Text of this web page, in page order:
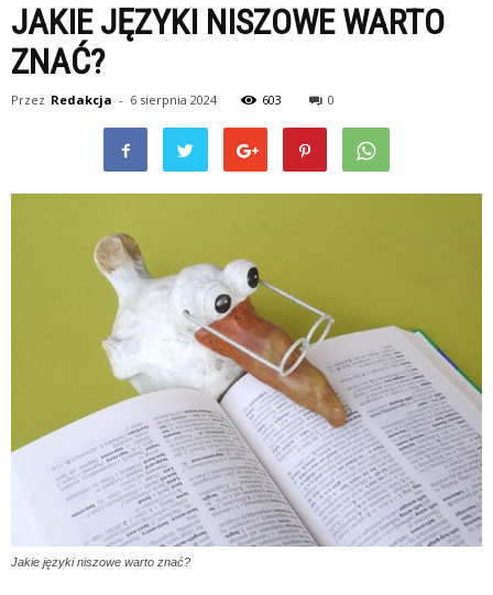
JAKIE JĘZYKI NISZOWE WARTO
ZNAĆ?
Przez Redakcja - 6 sierpnia 2024 603 0
Jakie języki niszowe warto znać?